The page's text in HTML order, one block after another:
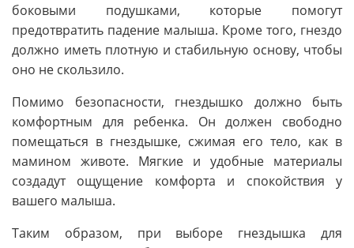
боковыми подушками, которые помогут
предотвратить падение малыша. Кроме того, гнездо
должно иметь плотную и стабильную основу, чтобы
оно не скользило.
Помимо безопасности, гнездышко должно быть
комфортным для ребенка. Он должен свободно
помещаться в гнездышке, сжимая его тело, как в
мамином животе. Мягкие и удобные материалы
создадут ощущение комфорта и спокойствия у
вашего малыша.
Таким образом, при выборе гнездышка для